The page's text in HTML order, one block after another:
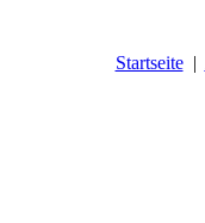
Startseite|